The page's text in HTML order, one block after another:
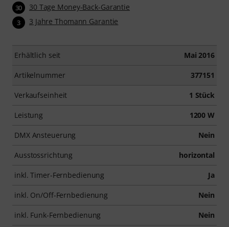
30 30 Tage Money-Back-Garantie
3 3 Jahre Thomann Garantie
Erhältlich seit Mai 2016
Artikelnummer 377151
Verkaufseinheit 1 Stück
Leistung 1200 W
DMX Ansteuerung Nein
Ausstossrichtung horizontal
inkl. Timer-Fernbedienung Ja
inkl. On/Off-Fernbedienung Nein
inkl. Funk-Fernbedienung Nein